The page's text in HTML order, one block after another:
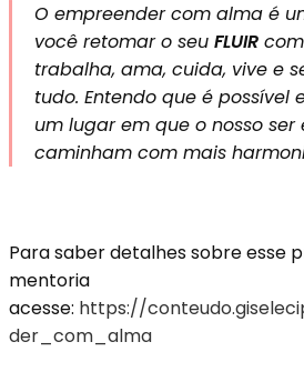
O empreender com alma é
você retomar o seu FLUIR
trabalha, ama, cuida, vive e
tudo. Entendo que é possível
um lugar em que o nosso ser
caminham com mais
Para saber detalhes sobre esse
mentoria
acesse: https://
der_com_alma